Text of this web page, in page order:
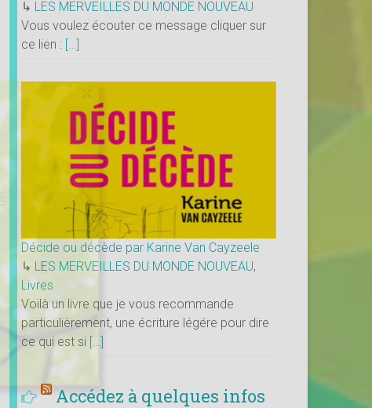
↳ LES MERVEILLES DU MONDE NOUVEAU
Vous voulez écouter ce message cliquer sur
ce lien : […]
Décide ou décède par Karine Van Cayzeele
↳ LES MERVEILLES DU MONDE NOUVEAU,
Livres
Voilà un livre que je vous recommande
particulièrement, une écriture légére pour dire
ce qui est si […]
Accédez à quelques infos
×